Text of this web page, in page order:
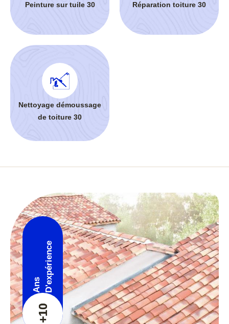
Peinture sur tuile 30 Réparation toiture 30
Nettoyage démoussage
de toiture 30
+10
Ans D'expérience